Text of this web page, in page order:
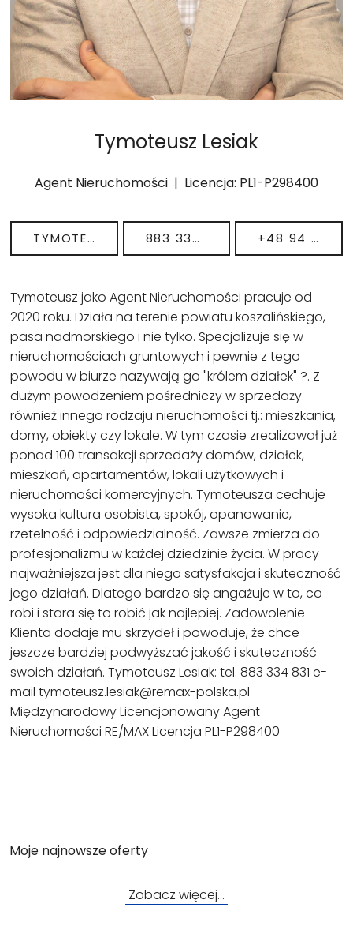
Tymoteusz Lesiak
Agent Nieruchomości | Licencja: PL1-P298400
TYMOTEUSZ.LESIAK@REMAX-POLSKA.PL 883 334 831 +48 94 7192017
Tymoteusz jako Agent Nieruchomości pracuje od
2020 roku. Działa na terenie powiatu koszalińskiego,
pasa nadmorskiego i nie tylko. Specjalizuje się w
nieruchomościach gruntowych i pewnie z tego
powodu w biurze nazywają go "królem działek" ?. Z
dużym powodzeniem pośredniczy w sprzedaży
również innego rodzaju nieruchomości tj.: mieszkania,
domy, obiekty czy lokale. W tym czasie zrealizował już
ponad 100 transakcji sprzedaży domów, działek,
mieszkań, apartamentów, lokali użytkowych i
nieruchomości komercyjnych. Tymoteusza cechuje
wysoka kultura osobista, spokój, opanowanie,
rzetelność i odpowiedzialność. Zawsze zmierza do
profesjonalizmu w każdej dziedzinie życia. W pracy
najważniejsza jest dla niego satysfakcja i skuteczność
jego działań. Dlatego bardzo się angażuje w to, co
robi i stara się to robić jak najlepiej. Zadowolenie
Klienta dodaje mu skrzydeł i powoduje, że chce
jeszcze bardziej podwyższać jakość i skuteczność
swoich działań. Tymoteusz Lesiak: tel. 883 334 831 e-
mail tymoteusz.lesiak@remax-polska.pl
Międzynarodowy Licencjonowany Agent
Nieruchomości RE/MAX Licencja PL1-P298400
Moje najnowsze oferty
Zobacz więcej…